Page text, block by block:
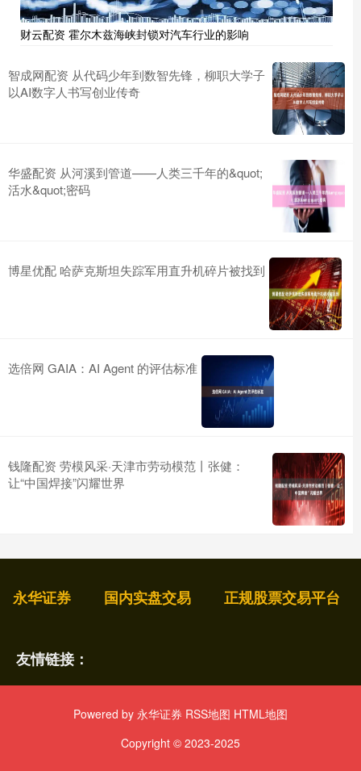
财云配资 霍尔木兹海峡封锁对汽车行业的影响
智成网配资 从代码少年到数智先锋，柳职大学子
以AI数字人书写创业传奇
华盛配资 从河溪到管道——人类三千年的&quot;
活水&quot;密码
博星优配 哈萨克斯坦失踪军用直升机碎片被找到
选倍网 GAIA：AI Agent 的评估标准
钱隆配资 劳模风采·天津市劳动模范丨张健：
让“中国焊接”闪耀世界
永华证券 国内实盘交易 正规股票交易平台
友情链接：
Powered by 永华证券 RSS地图 HTML地图
Copyright © 2023-2025